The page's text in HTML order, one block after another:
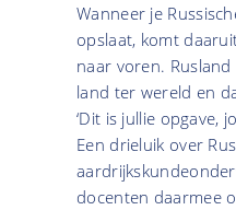
Wanneer je
opslaat, komt
naar voren.
land ter wereld en
‘Dit is jullie opgave,
Een drieluik over
docenten daarmee